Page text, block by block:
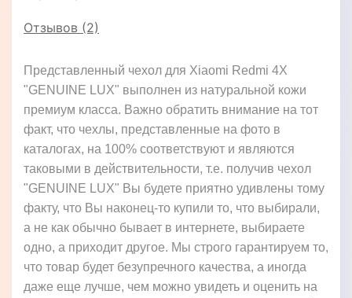
Отзывов (2)
Представленный чехол для Xiaomi Redmi 4X
"GENUINE LUX" выполнен из натуральной кожи
премиум класса. Важно обратить внимание на тот
факт, что чехлы, представленные на фото в
каталогах, на 100% соответствуют и являются
таковыми в действительности, т.е. получив чехол
"GENUINE LUX" Вы будете приятно удивлены тому
факту, что Вы наконец-то купили то, что выбирали,
а не как обычно бывает в интернете, выбираете
одно, а приходит другое. Мы строго гарантируем то,
что товар будет безупречного качества, а иногда
даже еще лучше, чем можно увидеть и оценить на